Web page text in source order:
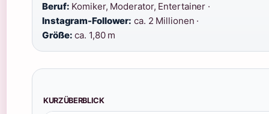
Beruf: Komiker, Moderator, Entertainer ·
Instagram-Follower: ca. 2 Millionen ·
Größe: ca. 1,80 m
KURZÜBERBLICK